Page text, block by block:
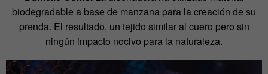
biodegradable a base de manzana para la creación de su
prenda. El resultado, un tejido similar al cuero pero sin
ningún impacto nocivo para la naturaleza.